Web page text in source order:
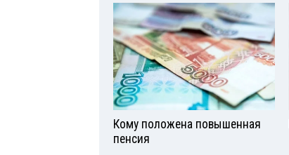
Кому положена повышенная
пенсия